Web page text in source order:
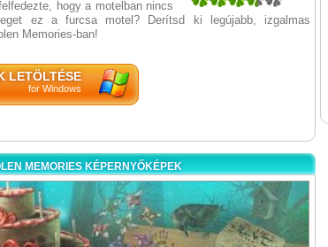
16
hogy a motelban nincs
ez a furcsa motel? Derítsd ki legújabb, izgalmas
Memories-ban!
LETÖLTÉSE
for Windows
MEMORIES KÉPERNYŐKÉPEK